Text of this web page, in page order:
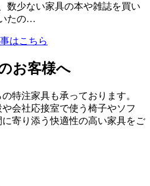
数少ない家具の本や雑誌を買い
たの…
はこちら
お客様へ
特注家具も承っております。
会社応接室で使う椅子やソフ
寄り添う快適性の高い家具をご